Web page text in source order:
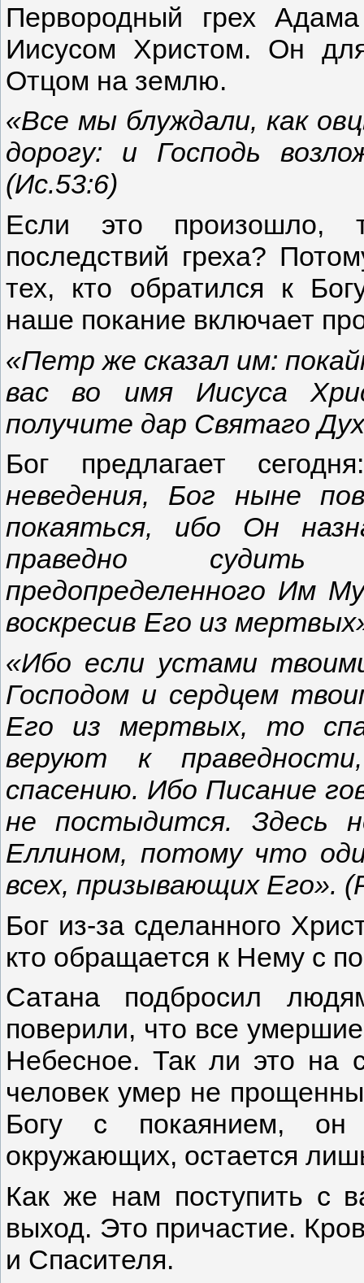
Первородный грех
Иисусом Христом. Он
Отцом на землю.
«Все мы блуждали, как
дорогу: и Господь
(Ис.53:6)
Если это произошло,
последствий греха?
тех, кто обратился к
наше покание включает
«Петр же сказал им:
вас во имя Иисуса
получите дар Святаго
Бог предлагает
неведения, Бог ныне
покаяться, ибо Он
праведно судить
предопределенного Им
воскресив Его из
«Ибо если устами
Господом и сердцем
Его из мертвых, то
веруют к
спасению. Ибо Писание
не постыдится. Здесь
Еллином, потому что
всех, призывающих Его».
Бог из-за сделанного
кто обращается к Нему с
Сатана подбросил
поверили, что все
Небесное. Так ли это на
человек умер не
Богу с покаянием,
окружающих, остается
Как же нам поступить с
выход. Это причастие.
и Спасителя.